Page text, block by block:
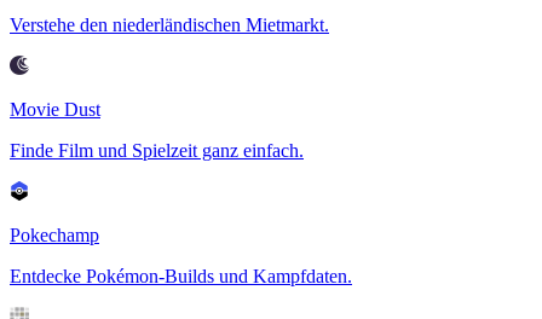
Verstehe den niederländischen Mietmarkt.
Movie Dust
Finde Film und Spielzeit ganz einfach.
Pokechamp
Entdecke Pokémon-Builds und Kampfdaten.